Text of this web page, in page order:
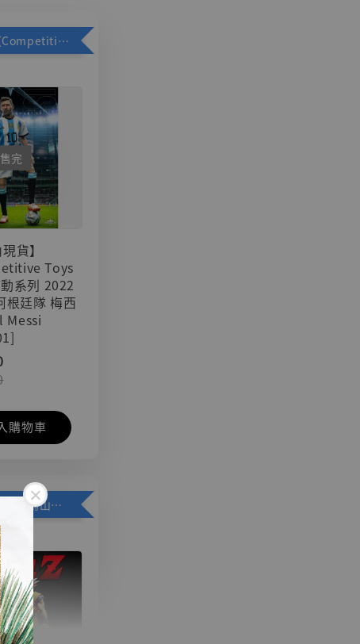
加購優惠【Competitive Toys 梅西 [CM001]】
售完
貨】
Toys
系列 2022
根廷隊 梅西
Messi
購物車
加購優惠【悟空 鳥山明紀念款 [奇蹟工作室]】